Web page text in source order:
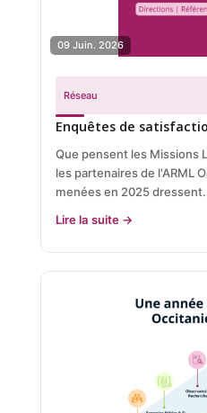
09 Juin. 2026
Réseau
Enquêtes de
Que pensent les Missions
les partenaires de l'ARML
menées en 2025
Lire la suite →